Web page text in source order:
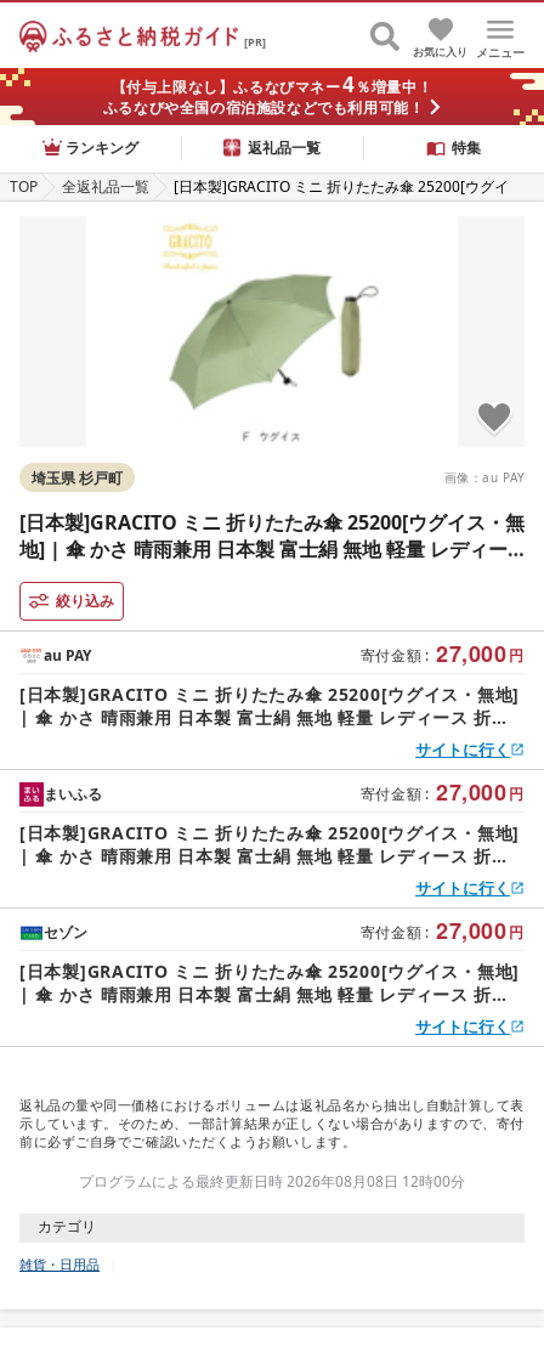
[PR]
メニュー
お気に入り
【付与上限なし】ふるなびマネー4％増量中！
ふるなびや全国の宿泊施設などでも利用可能！
ランキング
返礼品一覧
特集
TOP
全返礼品一覧
[日本製]GRACITO ミニ 折りたたみ傘 25200[ウグイ
レディース 折りたたみ ミニ傘 ミニ グラシト 婦人 傘 手
開 カーボン骨 UVカット加工 日傘 雨傘 アスティ 埼玉
県 杉戸町
画像：au PAY
埼玉県 杉戸町
[日本製]GRACITO ミニ 折りたたみ傘 25200[ウグイス・無
地] | 傘 かさ 晴雨兼用 日本製 富士絹 無地 軽量 レディー
ス 折りたたみ ミニ傘 ミニ グラシト 婦人 傘 手開 カーボン
骨 UVカット加工 日傘 雨傘 アスティ 埼玉県 杉戸町
絞り込み
寄付金額 : 27,000円
au PAY
[日本製]GRACITO ミニ 折りたたみ傘 25200[ウグイス・無地]
| 傘 かさ 晴雨兼用 日本製 富士絹 無地 軽量 レディース 折り
たたみ ミニ傘 ミニ グラシト 婦人 傘 手開 カーボン骨 UVカッ
ト加工 日傘 雨傘 アスティ 埼玉県 杉戸町
サイトに行く
寄付金額 : 27,000円
まいふる
[日本製]GRACITO ミニ 折りたたみ傘 25200[ウグイス・無地]
| 傘 かさ 晴雨兼用 日本製 富士絹 無地 軽量 レディース 折り
たたみ ミニ傘 ミニ グラシト 婦人 傘 手開 カーボン骨 UVカッ
ト加工 日傘 雨傘 アスティ 埼玉県 杉戸町
サイトに行く
寄付金額 : 27,000円
セゾン
[日本製]GRACITO ミニ 折りたたみ傘 25200[ウグイス・無地]
| 傘 かさ 晴雨兼用 日本製 富士絹 無地 軽量 レディース 折り
たたみ ミニ傘 ミニ グラシト 婦人 傘 手開 カーボン骨 UVカッ
ト加工 日傘 雨傘 アスティ 埼玉県 杉戸町
サイトに行く
返礼品の量や同一価格におけるボリュームは返礼品名から抽出し自動計算して表
示しています。そのため、一部計算結果が正しくない場合がありますので、寄付
前に必ずご自身でご確認いただくようお願いします。
プログラムによる最終更新日時 2026年08月08日 12時00分
カテゴリ
雑貨・日用品